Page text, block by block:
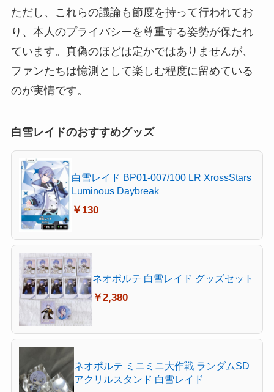
ただし、これらの議論も節度を持って行われてお
り、本人のプライバシーを尊重する姿勢が保たれ
ています。真偽のほどは定かではありませんが、
ファンたちは憶測として楽しむ程度に留めている
のが実情です。
白雪レイドのおすすめグッズ
白雪レイド BP01-007/100 LR XrossStars
Luminous Daybreak
￥130
ネオポルテ 白雪レイド グッズセット
￥2,380
ネオポルテ ミニミニ大作戦 ランダムSD
アクリルスタンド 白雪レイド